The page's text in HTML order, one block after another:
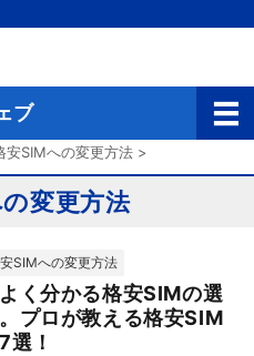
ブ
安SIMへの変更方法 >
変更方法
SIMへの変更方法
く分かる格安SIMの選
プロが教える格安SIM
選！